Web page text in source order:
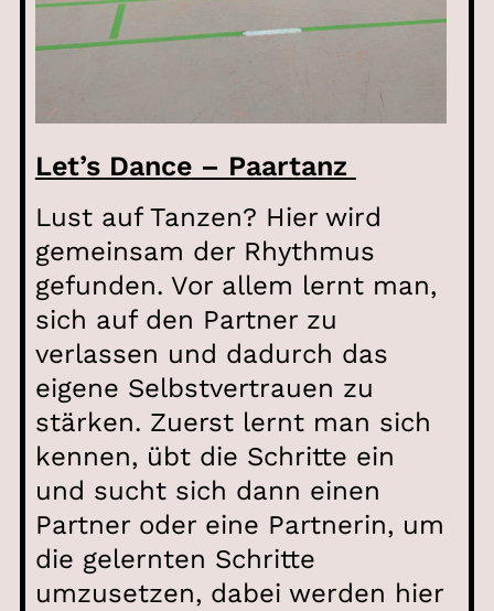
Let’s Dance – Paartanz
Lust auf Tanzen? Hier wird
gemeinsam der Rhythmus
gefunden. Vor allem lernt man,
sich auf den Partner zu
verlassen und dadurch das
eigene Selbstvertrauen zu
stärken. Zuerst lernt man sich
kennen, übt die Schritte ein
und sucht sich dann einen
Partner oder eine Partnerin, um
die gelernten Schritte
umzusetzen, dabei werden hier